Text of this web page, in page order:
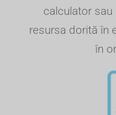
calculator sau
resursa dorită în
în